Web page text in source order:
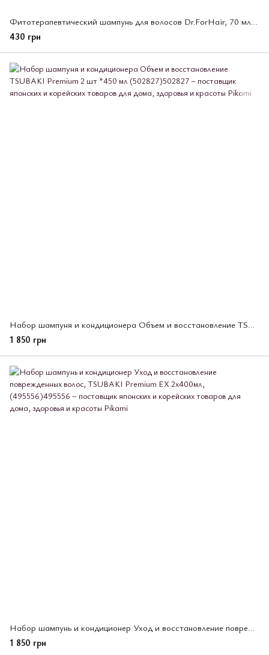
Фитотерапевтический шампунь для волосов Dr.ForHair, 70 мл (533421)
430 грн
Набор шампуня и кондиционера Объем и восстановление TSUBAKI Premium 2 шт *450 мл (502827)
1 850 грн
Набор шампунь и кондиционер Уход и восстановление поврежденных волос, TSUBAKI Premium ЕХ 2х400мл, (495556)
1 850 грн